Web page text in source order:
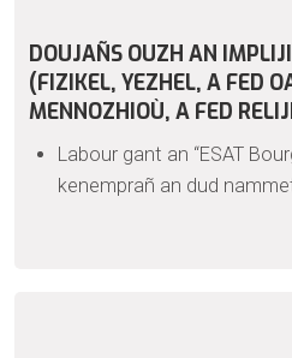
DOUJAÑS OUZH AN
(FIZIKEL, YEZHEL, A FED
MENNOZHIOÙ, A FED
Labour gant an “ESAT
kenemprañ an dud